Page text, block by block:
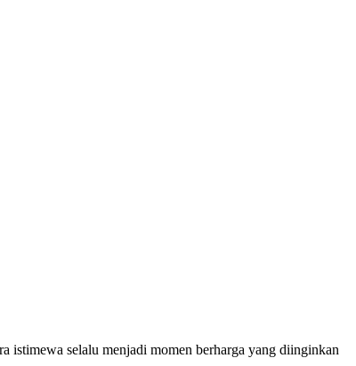
istimewa selalu menjadi momen berharga yang diinginkan